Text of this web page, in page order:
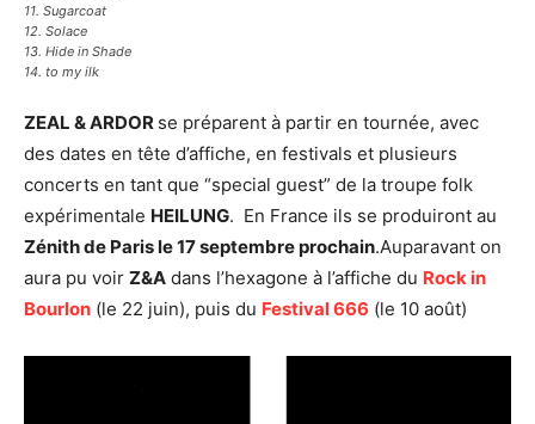
11. Sugarcoat
12. Solace
13. Hide in Shade
14. to my ilk
ZEAL & ARDOR se préparent à partir en tournée, avec
des dates en tête d’affiche, en festivals et plusieurs
concerts en tant que “special guest” de la troupe folk
expérimentale HEILUNG. En France ils se produiront au
Zénith de Paris le 17 septembre prochain.Auparavant on
aura pu voir Z&A dans l’hexagone à l’affiche du Rock in
Bourlon (le 22 juin), puis du Festival 666 (le 10 août)